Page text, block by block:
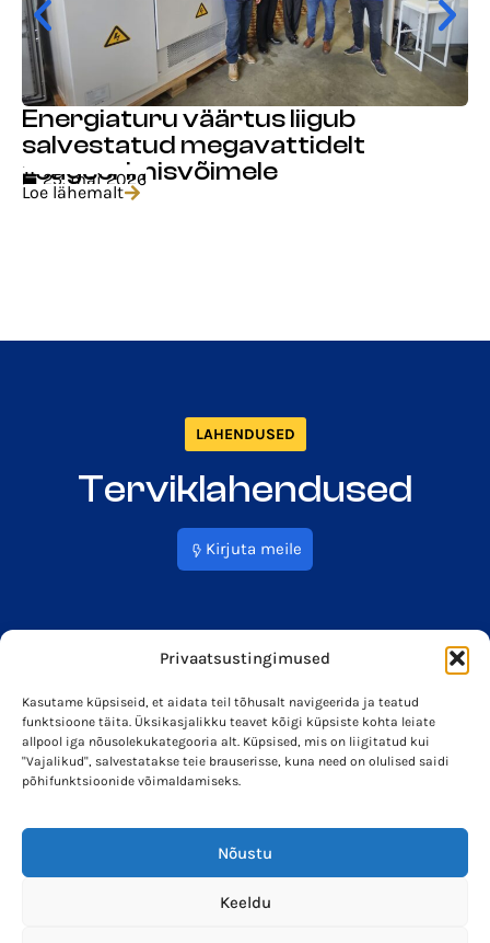
Privaatsustingimused
Kasutame küpsiseid, et aidata teil tõhusalt navigeerida ja teatud
funktsioone täita. Üksikasjalikku teavet kõigi küpsiste kohta leiate
allpool iga nõusolekukategooria alt. Küpsised, mis on liigitatud kui
"Vajalikud", salvestatakse teie brauserisse, kuna need on olulised saidi
põhifunktsioonide võimaldamiseks.
Nõustu
Keeldu
Energiaturu väärtus liigub
salvestatud megavattidelt
reageerimisvõimele
25. mai 2026
Loe lähemalt
LAHENDUSED
Terviklahendused
Kirjuta meile
info@soleron.ee Soleron Energy OÜ